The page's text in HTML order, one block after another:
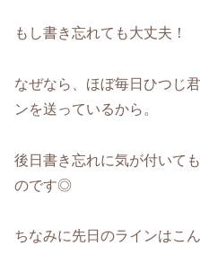
もし書き忘れても大丈夫！
なぜなら、ほぼ毎日ひつじ
ンを送っているから。
後日書き忘れに気が付いて
のです◎
ちなみに先日のラインはこん